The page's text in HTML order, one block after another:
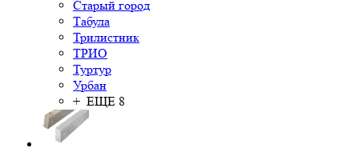
Старый город
Табула
Трилистник
ТРИО
Туртур
Урбан
+ ЕЩЕ 8